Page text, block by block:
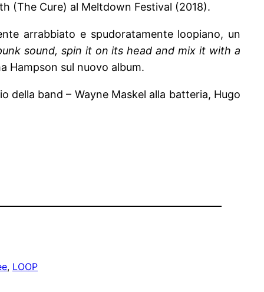
(The Cure) al Meltdown Festival (2018).
arrabbiato e spudoratamente loopiano, un
sound, spin it on its head and mix it with a
Hampson sul nuovo album.
band – Wayne Maskel alla batteria, Hugo
, LOOP